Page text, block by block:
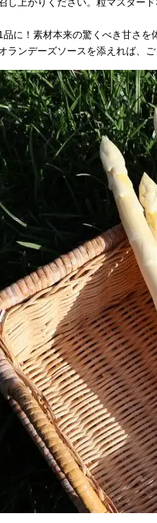
に！素材本来の驚くべき甘さを
ランデーズソースを添えれば、